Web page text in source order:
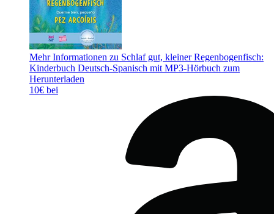
Mehr Informationen zu Schlaf gut, kleiner Regenbogenfisch:
Kinderbuch Deutsch-Spanisch mit MP3-Hörbuch zum
Herunterladen
10€ bei